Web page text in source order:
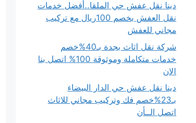
دينا نقل عفش حي الملقا..أفضل خدمات
نقل العفش بخصم 100ريال مع تركيب
مجاني للعفش
شركة نقل اثاث بجدة بـ40%خصم
خدمات متكاملة وموثوقة 100% اتصل بنا
الان
دينا نقل عفش حي الدار البيضاء
بـ23%خصم فك وتركيب مجاني للاثاث
اتصل الــأن